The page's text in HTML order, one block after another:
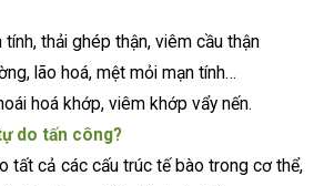
tính, thải ghép thận, viêm cầu thận
lão hoá, mệt mỏi mạn tính…
hoá khớp, viêm khớp vẩy nến.
do tấn công?
tất cả các cấu trúc tế bào trong cơ thể,